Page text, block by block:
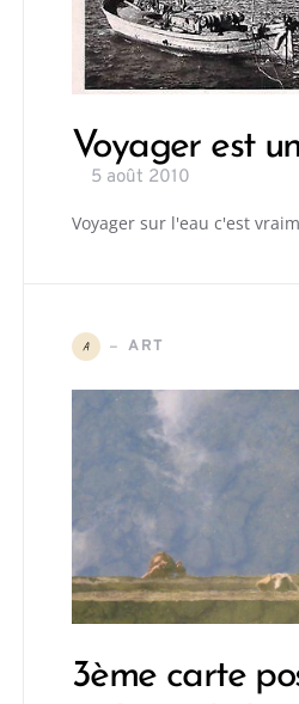
Voyager est
5 août 2010
Voyager sur l'eau c'est
A ART
3ème carte